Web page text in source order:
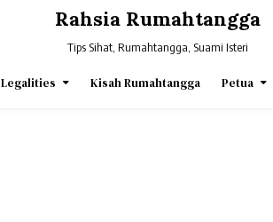
Rahsia Rumahtangga
Tips Sihat, Rumahtangga, Suami Isteri
Legalities Kisah Rumahtangga Petua